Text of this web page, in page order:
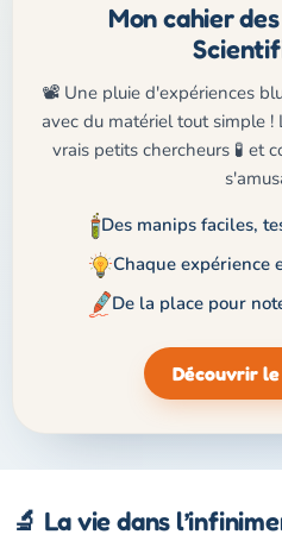
Mon cahier
📽️ Une pluie d'expériences
avec du matériel tout simple
vrais petits chercheurs 🧪 et
Des manips faciles,
Chaque expérience
De la place pour
Découvrir
🔬 La vie dans